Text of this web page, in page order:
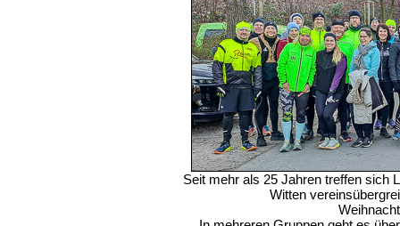
Seit mehr als 25 Jahren treffen sich
Witten